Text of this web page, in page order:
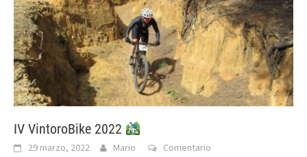
IV VintoroBike 2022
29 marzo, 2022 Mario Comentario